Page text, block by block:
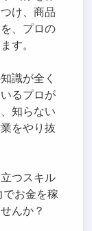
け、商品
、プロの
す。
識が全く
るプロが
知らない
をやり抜
つスキル
でお金を稼
んか？